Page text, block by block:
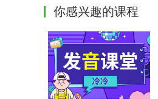
你感兴趣的课程